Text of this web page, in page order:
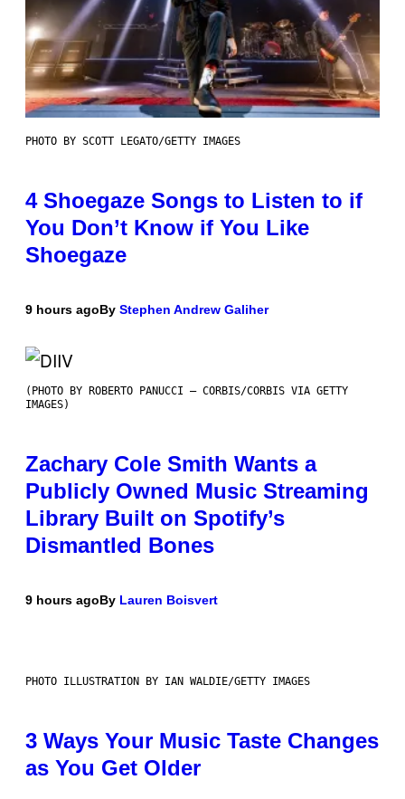
PHOTO BY SCOTT LEGATO/GETTY IMAGES
4 Shoegaze Songs to Listen to if
You Don’t Know if You Like
Shoegaze
9 hours agoBy Stephen Andrew Galiher
(PHOTO BY ROBERTO PANUCCI – CORBIS/CORBIS VIA GETTY
IMAGES)
Zachary Cole Smith Wants a
Publicly Owned Music Streaming
Library Built on Spotify’s
Dismantled Bones
9 hours agoBy Lauren Boisvert
PHOTO ILLUSTRATION BY IAN WALDIE/GETTY IMAGES
3 Ways Your Music Taste Changes
as You Get Older